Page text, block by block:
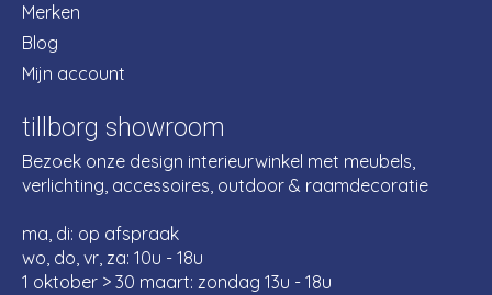
Merken
Blog
Mijn account
tillborg showroom
Bezoek onze design interieurwinkel met meubels,
verlichting, accessoires, outdoor & raamdecoratie
ma, di: op afspraak
wo, do, vr, za: 10u - 18u
1 oktober > 30 maart: zondag 13u - 18u